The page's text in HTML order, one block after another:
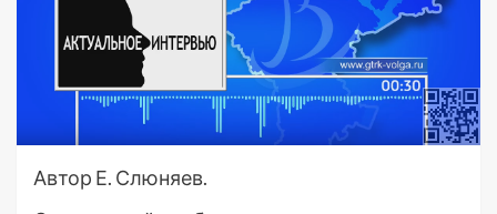
Автор Е. Слюняев.